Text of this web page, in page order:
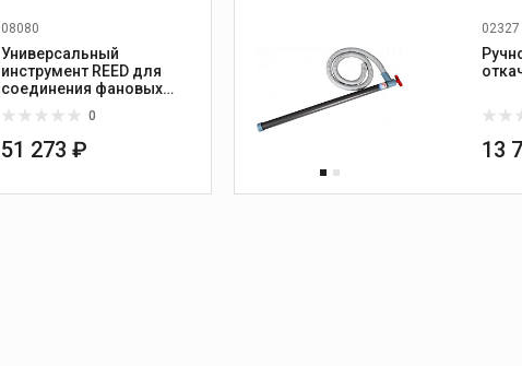
08080
Универсальный
инструмент REED для
соединения фановых
0
51 273 ₽
02327
13